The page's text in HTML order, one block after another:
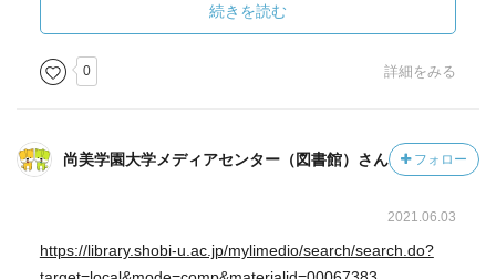
続きを読む
0 詳細をみる
尚美学園大学メディアセンター（図書館）さん フォロー
2021.06.03
https://library.shobi-u.ac.jp/mylimedio/search/search.do?